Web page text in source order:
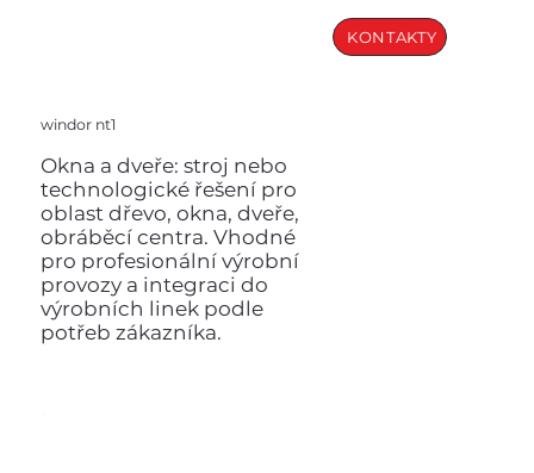
KONTAKTY
windor nt1
Okna a dveře: stroj nebo
technologické řešení pro
oblast dřevo, okna, dveře,
obráběcí centra. Vhodné
pro profesionální výrobní
provozy a integraci do
výrobních linek podle
potřeb zákazníka.